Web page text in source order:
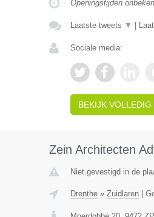
Openingstijden
Laatste tweets ▼
Sociale media:
BEKIJK VOLLEDIG
Zein Architecten
Niet gevestigd in de
Drenthe» Zuidlaren|